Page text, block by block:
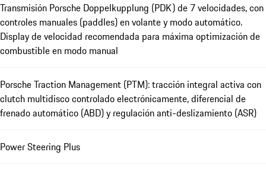
Transmisión Porsche Doppelkupplung (PDK) de 7 velocidades, con
controles manuales (paddles) en volante y modo automático.
Display de velocidad recomendada para máxima optimización de
combustible en modo manual
Porsche Traction Management (PTM): tracción integral activa con
clutch multidisco controlado electrónicamente, diferencial de
frenado automático (ABD) y regulación anti-deslizamiento (ASR)
Power Steering Plus